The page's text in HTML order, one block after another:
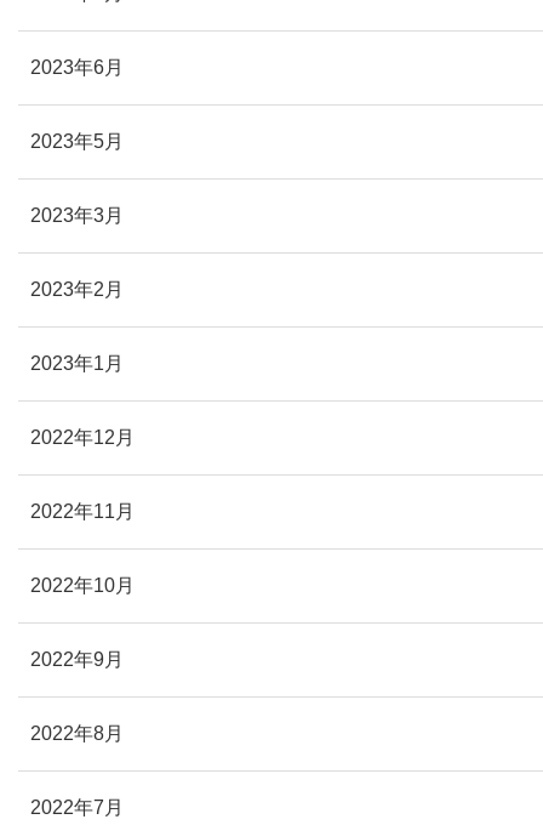
2023年6月
2023年5月
2023年3月
2023年2月
2023年1月
2022年12月
2022年11月
2022年10月
2022年9月
2022年8月
2022年7月